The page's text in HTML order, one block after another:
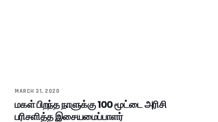
MARCH 31, 2020
மகள் பிறந்த நாளுக்கு 100 மூட்டை அரிசி
பரிசளித்த இசையமைப்பாளர்